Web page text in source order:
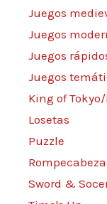
Juegos
Juegos
Juegos
Juegos
King of
Losetas
Puzzle
Sword &